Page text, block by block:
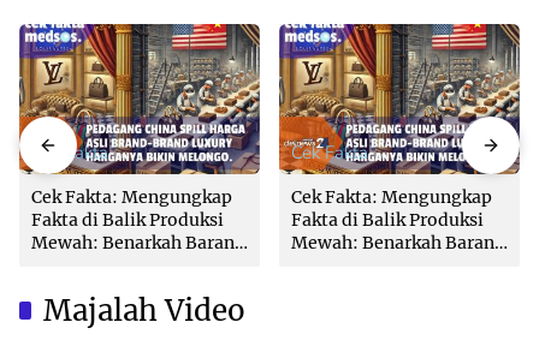
Cek Fakta
Cek Fakta: Mengungkap
Fakta di Balik Produksi
Mewah: Benarkah Barang
Cek Fakta
Cek Fakta: Mengungkap
Fakta di Balik Produksi
Mewah: Benarkah Barang
Majalah Video